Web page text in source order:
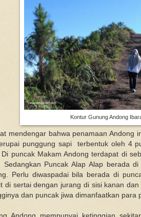
Kontur Gunung Andong
mendengar bahwa penamaan Andong
punggung sapi terbentuk oleh 4
Di puncak Makam Andong terdapat di
Sedangkan Puncak Alap Alap berada
Perlu diwaspadai bila berada di
di sertai dengan jurang di sisi kanan
dan puncak jiwa dimanfaatkan para